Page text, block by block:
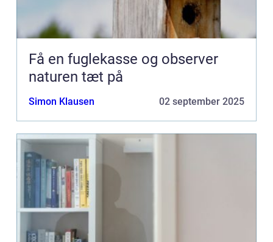
Få en fuglekasse og observer
naturen tæt på
Simon Klausen 02 september 2025